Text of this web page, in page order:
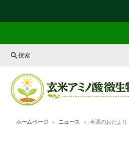
捜索
ホームページ ニュース 今週のおたより